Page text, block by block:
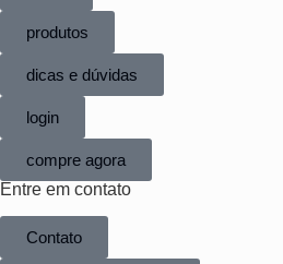
produtos
dicas e dúvidas
login
compre agora
Entre em contato
Contato